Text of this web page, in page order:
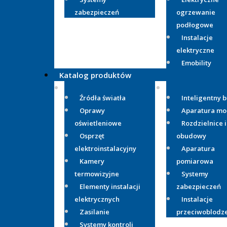
zabezpieczeń
ogrzewanie
podłogowe
Instalacje
elektryczne
Emobility
Katalog produktów
Źródła światła
Oprawy
oświetleniowe
Osprzęt
elektroinstalacyjny
Kamery
termowizyjne
Elementy instalacji
elektrycznych
Zasilanie
Systemy kontroli
Inteligentny
Aparatura
Rozdzielnice i
obudowy
Aparatura
pomiarowa
Systemy
zabezpieczeń
Instalacje